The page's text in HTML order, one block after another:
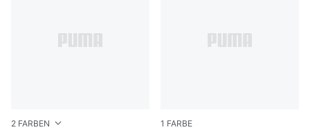
2 FARBEN 1 FARBE